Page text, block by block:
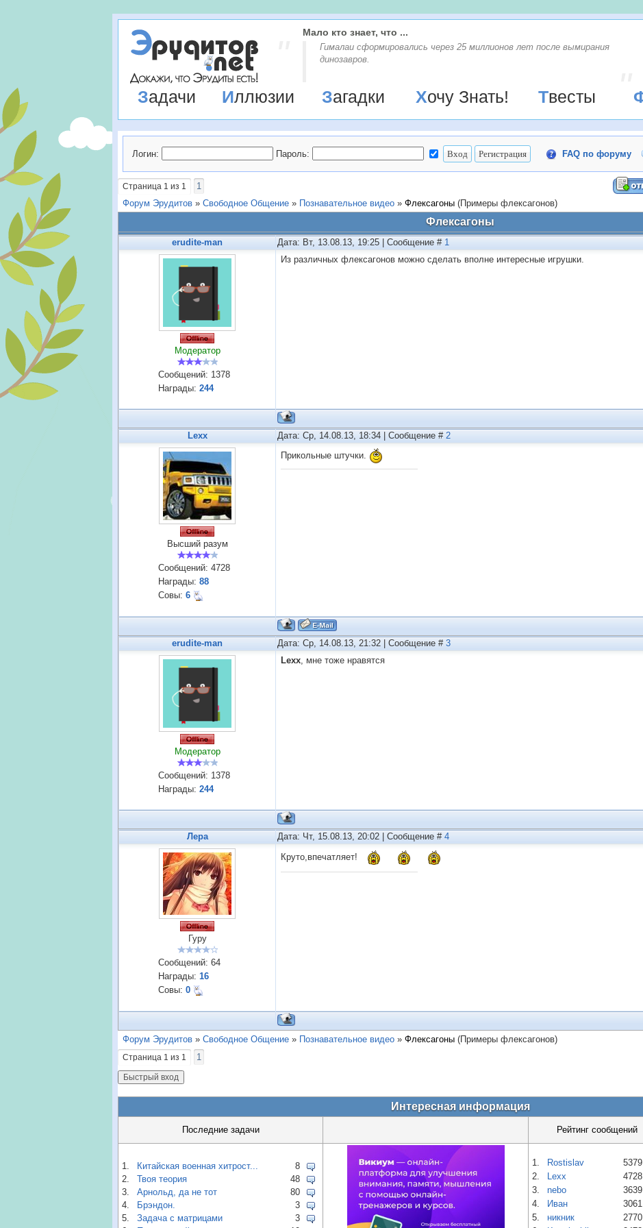
Мало кто знает, что ...
Гималаи сформировались через 25 миллионов лет после вымирания
динозавров.
Задачи Иллюзии Загадки Хочу Знать! Твесты
Логин: Пароль: FAQ по форуму
Страница 1 из 1
1
Форум Эрудитов » Свободное Общение » Познавательное видео » Флексагоны (Примеры флексагонов)
Флексагоны
erudite-man Дата: Вт, 13.08.13, 19:25 | Сообщение # 1
Модератор
Сообщений: 1378
Награды: 244
Из различных флексагонов можно сделать вполне интересные игрушки.
Lexx Дата: Ср, 14.08.13, 18:34 | Сообщение # 2
Высший разум
Сообщений: 4728
Награды: 88
Совы: 6
Прикольные штучки.
erudite-man Дата: Ср, 14.08.13, 21:32 | Сообщение # 3
Модератор
Сообщений: 1378
Награды: 244
Lexx, мне тоже нравятся
Лера Дата: Чт, 15.08.13, 20:02 | Сообщение # 4
Гуру
Сообщений: 64
Награды: 16
Совы: 0
Круто,впечатляет!
Форум Эрудитов » Свободное Общение » Познавательное видео » Флексагоны (Примеры флексагонов)
Страница 1 из 1
1
Интересная информация
Последние задачи Рейтинг сообщений
1. Китайская военная хитрост...
8
2.
Твоя теория
48
3.
Арнольд, да не тот
80
4.
Брэндон.
3
5.
Задача с матрицами
3
1. Rostislav
5379
2.
Lexx
4728
3.
nebo
3639
4.
Иван
3061
5.
никник
2770